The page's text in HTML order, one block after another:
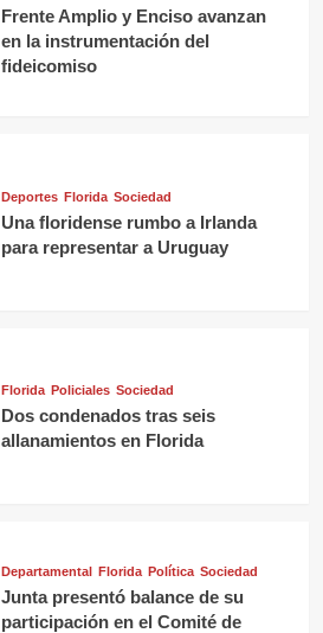
Frente Amplio y Enciso avanzan
en la instrumentación del
fideicomiso
Deportes Florida Sociedad
Una floridense rumbo a Irlanda
para representar a Uruguay
Florida Policiales Sociedad
Dos condenados tras seis
allanamientos en Florida
Departamental Florida Política Sociedad
Junta presentó balance de su
participación en el Comité de